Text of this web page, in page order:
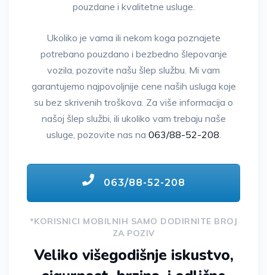
pouzdane i kvalitetne usluge.
Ukoliko je vama ili nekom koga poznajete
potrebano pouzdano i bezbedno šlepovanje
vozila, pozovite našu šlep službu. Mi vam
garantujemo najpovoljnije cene naših usluga koje
su bez skrivenih troškova. Za više informacija o
našoj šlep službi, ili ukoliko vam trebaju naše
usluge, pozovite nas na 063/88-52-208.
063/88-52-208
*KORISNICI MOBILNIH SAMO DODIRNITE BROJ
ZA POZIV
Veliko višegodišnje iskustvo,